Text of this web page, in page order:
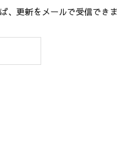
、更新をメールで受信できま